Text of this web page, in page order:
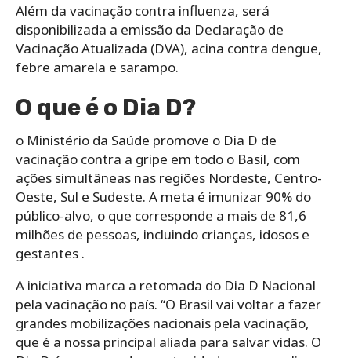
Além da vacinação contra influenza, será
disponibilizada a emissão da Declaração de
Vacinação Atualizada (DVA), acina contra dengue,
febre amarela e sarampo.
O que é o Dia D?
o Ministério da Saúde promove o Dia D de
vacinação contra a gripe em todo o Basil, com
ações simultâneas nas regiões Nordeste, Centro-
Oeste, Sul e Sudeste. A meta é imunizar 90% do
público-alvo, o que corresponde a mais de 81,6
milhões de pessoas, incluindo crianças, idosos e
gestantes .
A iniciativa marca a retomada do Dia D Nacional
pela vacinação no país. “O Brasil vai voltar a fazer
grandes mobilizações nacionais pela vacinação,
que é a nossa principal aliada para salvar vidas. O